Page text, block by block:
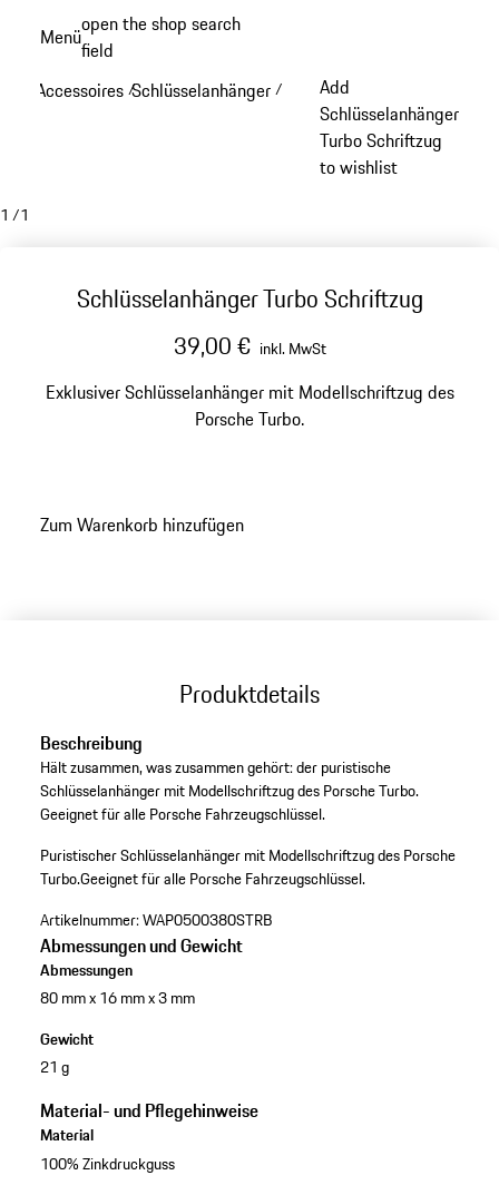
Hauptinhalt
Menüopen the shop search
field
Accessoires /Schlüsselanhänger /
Add
Schlüsselanhänger
Turbo Schriftzug
to wishlist
1 /1
Schlüsselanhänger Turbo Schriftzug
39,00 € inkl. MwSt
Exklusiver Schlüsselanhänger mit Modellschriftzug des
Porsche Turbo.
Zum Warenkorb hinzufügen
Produktdetails
Beschreibung
Hält zusammen, was zusammen gehört: der puristische
Schlüsselanhänger mit Modellschriftzug des Porsche Turbo.
Geeignet für alle Porsche Fahrzeugschlüssel.
Puristischer Schlüsselanhänger mit Modellschriftzug des Porsche
Turbo.Geeignet für alle Porsche Fahrzeugschlüssel.
Artikelnummer:WAP0500380STRB
Abmessungen und Gewicht
Abmessungen
80 mm x 16 mm x 3 mm
Gewicht
21 g
Material- und Pflegehinweise
Material
100% Zinkdruckguss